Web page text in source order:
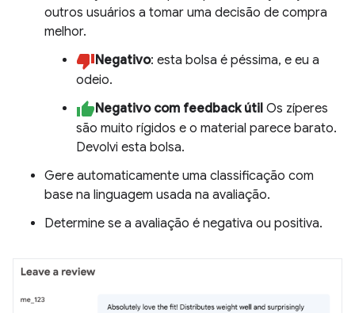
outros usuários a tomar uma decisão de compra
melhor.
Negativo: esta bolsa é péssima, e eu a
odeio.
Negativo com feedback útil Os zíperes
são muito rígidos e o material parece barato.
Devolvi esta bolsa.
Gere automaticamente uma classificação com
base na linguagem usada na avaliação.
Determine se a avaliação é negativa ou positiva.